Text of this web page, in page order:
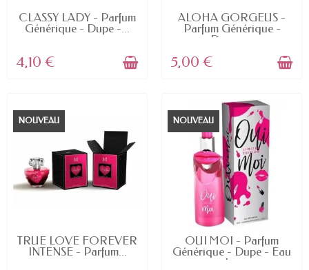
EN STOCK
CLASSY LADY - Parfum
Générique - Dupe -...
4,10 €
EN STOCK
ALOHA GORGEUS -
Parfum Générique -
Dupe -...
5,00 €
NOUVEAU
EN STOCK
TRUE LOVE FOREVER
INTENSE - Parfum...
NOUVEAU
EN STOCK
OUI MOI - Parfum
Générique - Dupe - Eau
de...